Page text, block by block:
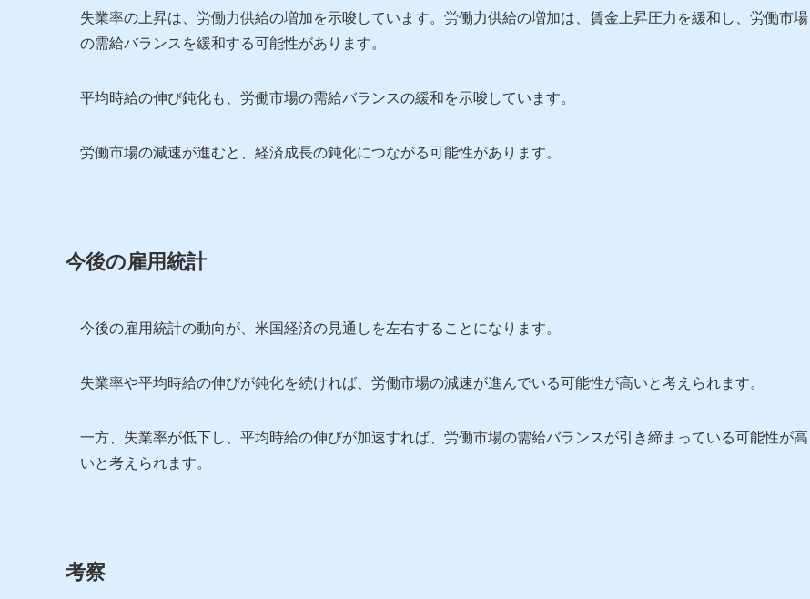
失業率の上昇は、労働力供給の増加を示唆しています。労働力供給の増加は、賃金上昇圧力を緩和し、労働市場
の需給バランスを緩和する可能性があります。
平均時給の伸び鈍化も、労働市場の需給バランスの緩和を示唆しています。
労働市場の減速が進むと、経済成長の鈍化につながる可能性があります。
今後の雇用統計
今後の雇用統計の動向が、米国経済の見通しを左右することになります。
失業率や平均時給の伸びが鈍化を続ければ、労働市場の減速が進んでいる可能性が高いと考えられます。
一方、失業率が低下し、平均時給の伸びが加速すれば、労働市場の需給バランスが引き締まっている可能性が高
いと考えられます。
考察